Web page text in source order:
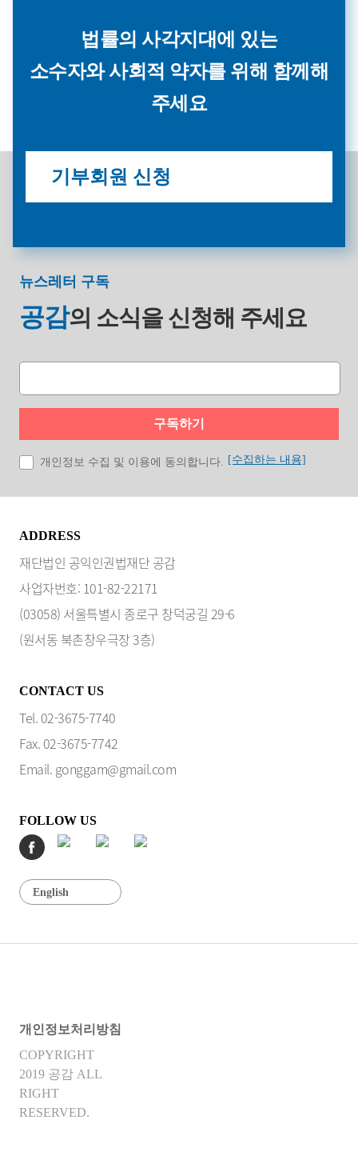
법률의 사각지대에 있는
소수자와 사회적 약자를 위해 함께해
주세요
기부회원 신청
뉴스레터 구독
공감의 소식을 신청해 주세요
구독하기
개인정보 수집 및 이용에 동의합니다. [수집하는 내용]
ADDRESS
재단법인 공익인권법재단 공감
사업자번호: 101-82-22171
(03058) 서울특별시 종로구 창덕궁길 29-6
(원서동 북촌창우극장 3층)
CONTACT US
Tel. 02-3675-7740
Fax. 02-3675-7742
Email. gonggam@gmail.com
FOLLOW US
English
개인정보처리방침
COPYRIGHT
2019 공감 ALL
RIGHT
RESERVED.